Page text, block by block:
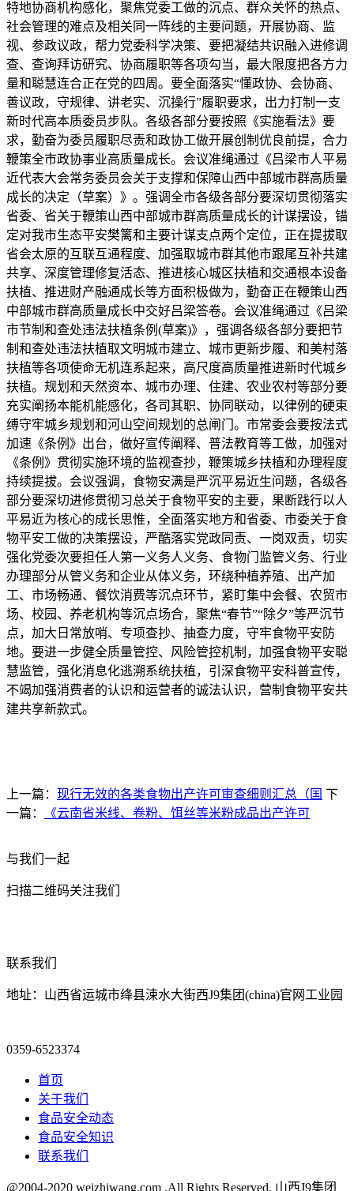
特地协商机构感化，聚焦党委工做的沉点、群众关怀的热点、
社会管理的难点及相关同一阵线的主要问题，开展协商、监
视、参政议政，帮力党委科学决策、要把凝结共识融入进修调
查、查询拜访研究、协商履职等各项勾当，最大限度把各方力
量和聪慧连合正在党的四周。要全面落实“懂政协、会协商、
善议政，守规律、讲老实、沉操行”履职要求，出力打制一支
新时代高本质委员步队。各级各部分要按照《实施看法》要
求，勤奋为委员履职尽责和政协工做开展创制优良前提，合力
鞭策全市政协事业高质量成长。会议准绳通过《吕梁市人平易
近代表大会常务委员会关于支撑和保障山西中部城市群高质量
成长的决定（草案）》。强调全市各级各部分要深切贯彻落实
省委、省关于鞭策山西中部城市群高质量成长的计谋摆设，锚
定对我市生态平安樊篱和主要计谋支点两个定位，正在提拔取
省会太原的互联互通程度、加强取城市群其他市跟尾互补共建
共享、深度管理修复活态、推进核心城区扶植和交通根本设备
扶植、推进财产融通成长等方面积极做为，勤奋正在鞭策山西
中部城市群高质量成长中交好吕梁答卷。会议准绳通过《吕梁
市节制和查处违法扶植条例(草案)》，强调各级各部分要把节
制和查处违法扶植取文明城市建立、城市更新步履、和美村落
扶植等各项使命无机连系起来，高尺度高质量推进新时代城乡
扶植。规划和天然资本、城市办理、住建、农业农村等部分要
充实阐扬本能机能感化，各司其职、协同联动，以律例的硬束
缚守牢城乡规划和河山空间规划的总闸门。市常委会要按法式
加速《条例》出台，做好宣传阐释、普法教育等工做，加强对
《条例》贯彻实施环境的监视查抄，鞭策城乡扶植和办理程度
持续提拔。会议强调，食物安满是严沉平易近生问题，各级各
部分要深切进修贯彻习总关于食物平安的主要，果断践行以人
平易近为核心的成长思惟，全面落实地方和省委、市委关于食
物平安工做的决策摆设，严酷落实党政同责、一岗双责，切实
强化党委次要担任人第一义务人义务、食物门监管义务、行业
办理部分从管义务和企业从体义务，环绕种植养殖、出产加
工、市场畅通、餐饮消费等沉点环节，紧盯集中会餐、农贸市
场、校园、养老机构等沉点场合，聚焦“春节”“除夕”等严沉节
点，加大日常放哨、专项查抄、抽查力度，守牢食物平安防
地。要进一步健全质量管控、风险管控机制，加强食物平安聪
慧监管，强化消息化逃溯系统扶植，引深食物平安科普宣传，
不竭加强消费者的认识和运营者的诚法认识，营制食物平安共
建共享新款式。
上一篇： 现行无效的各类食物出产许可审查细则汇总（国 下
一篇：
《云南省米线、卷粉、饵丝等米粉成品出产许可
与我们一起
扫描二维码关注我们
联系我们
地址：山西省运城市绛县涑水大街西J9集团(china)官网工业园
0359-6523374
首页
关于我们
食品安全动态
食品安全知识
联系我们
@2004-2020 weizhiwang.com .All Rights Reserved. 山西J9集团